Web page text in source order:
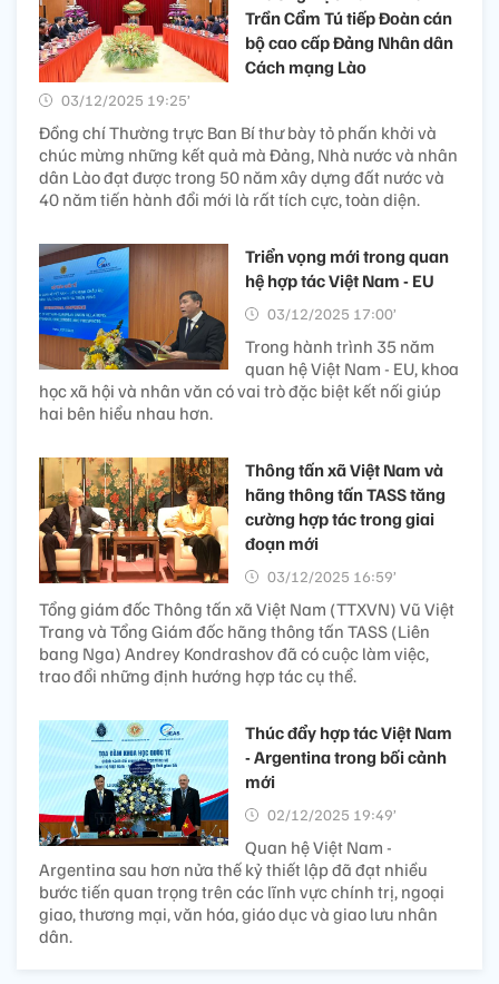
Trần Cẩm Tú tiếp Đoàn cán
bộ cao cấp Đảng Nhân dân
Cách mạng Lào
03/12/2025 19:25’
Đồng chí Thường trực Ban Bí thư bày tỏ phấn khởi và
chúc mừng những kết quả mà Đảng, Nhà nước và nhân
dân Lào đạt được trong 50 năm xây dựng đất nước và
40 năm tiến hành đổi mới là rất tích cực, toàn diện.
Triển vọng mới trong quan
hệ hợp tác Việt Nam - EU ​
03/12/2025 17:00’
Trong hành trình 35 năm
quan hệ Việt Nam - EU, khoa
học xã hội và nhân văn có vai trò đặc biệt kết nối giúp
hai bên hiểu nhau hơn.
Thông tấn xã Việt Nam và
hãng thông tấn TASS tăng
cường hợp tác trong giai
đoạn mới
03/12/2025 16:59’
Tổng giám đốc Thông tấn xã Việt Nam (TTXVN) Vũ Việt
Trang và Tổng Giám đốc hãng thông tấn TASS (Liên
bang Nga) Andrey Kondrashov đã có cuộc làm việc,
trao đổi những định hướng hợp tác cụ thể.
Thúc đẩy hợp tác Việt Nam
- Argentina trong bối cảnh
mới
02/12/2025 19:49’
Quan hệ Việt Nam -
Argentina sau hơn nửa thế kỷ thiết lập đã đạt nhiều
bước tiến quan trọng trên các lĩnh vực chính trị, ngoại
giao, thương mại, văn hóa, giáo dục và giao lưu nhân
dân.